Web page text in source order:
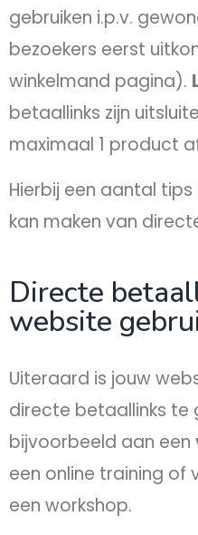
gebruiken i.p.v.
bezoekers eerst
winkelmand pagina).
betaallinks zijn
maximaal 1 product
Hierbij een aantal
kan maken van
Directe
website
Uiteraard is jouw
directe betaallinks te
bijvoorbeeld aan een
een online training of
een workshop.